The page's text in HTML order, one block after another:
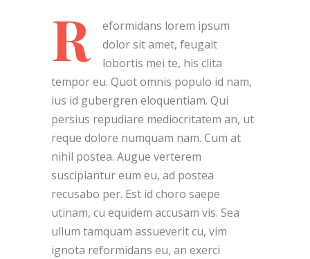
R
eformidans lorem ipsum
dolor sit amet, feugait
lobortis mei te, his clita
tempor eu. Quot omnis populo id nam,
ius id gubergren eloquentiam. Qui
persius repudiare mediocritatem an, ut
reque dolore numquam nam. Cum at
nihil postea. Augue verterem
suscipiantur eum eu, ad postea
recusabo per. Est id choro saepe
utinam, cu equidem accusam vis. Sea
ullum tamquam assueverit cu, vim
ignota reformidans eu, an exerci